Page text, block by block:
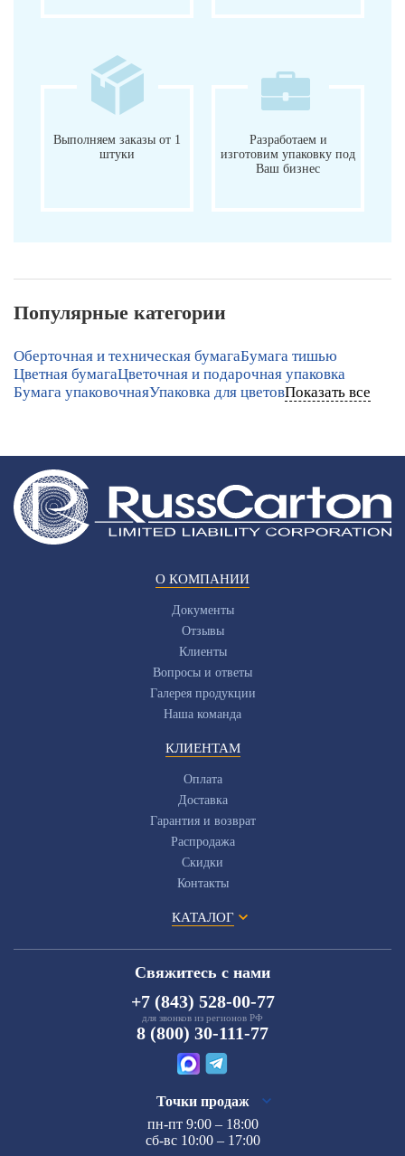
Выполняем заказы от 1
штуки
Разработаем и
изготовим упаковку под
Ваш бизнес
Популярные категории
Оберточная и техническая бумагаБумага тишью
Цветная бумагаЦветочная и подарочная упаковка
Бумага упаковочнаяУпаковка для цветовПоказать все
О КОМПАНИИ
Документы
Отзывы
Клиенты
Вопросы и ответы
Галерея продукции
Наша команда
КЛИЕНТАМ
Оплата
Доставка
Гарантия и возврат
Распродажа
Скидки
Контакты
КАТАЛОГ
Свяжитесь с нами
+7 (843) 528-00-77
для звонков из регионов РФ
8 (800) 30-111-77
Точки продаж
пн-пт 9:00 – 18:00
сб-вс 10:00 – 17:00